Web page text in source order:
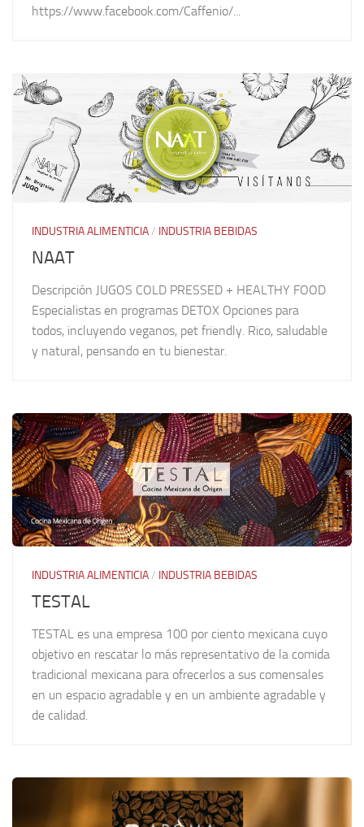
https://www.facebook.com/Caffenio/...
INDUSTRIA ALIMENTICIA/ INDUSTRIA BEBIDAS
NAAT
Descripción JUGOS COLD PRESSED + HEALTHY FOOD
Especialistas en programas DETOX Opciones para
todos, incluyendo veganos, pet friendly. Rico, saludable
y natural, pensando en tu bienestar.
INDUSTRIA ALIMENTICIA/ INDUSTRIA BEBIDAS
TESTAL
TESTAL es una empresa 100 por ciento mexicana cuyo
objetivo en rescatar lo más representativo de la comida
tradicional mexicana para ofrecerlos a sus comensales
en un espacio agradable y en un ambiente agradable y
de calidad.